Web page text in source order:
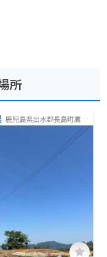
所
鹿児島県出水郡長島町鷹巣